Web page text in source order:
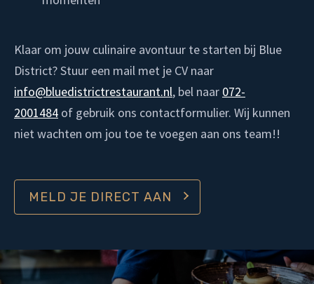
Klaar om jouw culinaire avontuur te starten bij Blue
District? Stuur een mail met je CV naar
info@bluedistrictrestaurant.nl, bel naar 072-
2001484 of gebruik ons contactformulier. Wij kunnen
niet wachten om jou toe te voegen aan ons team!!
MELD JE DIRECT AAN